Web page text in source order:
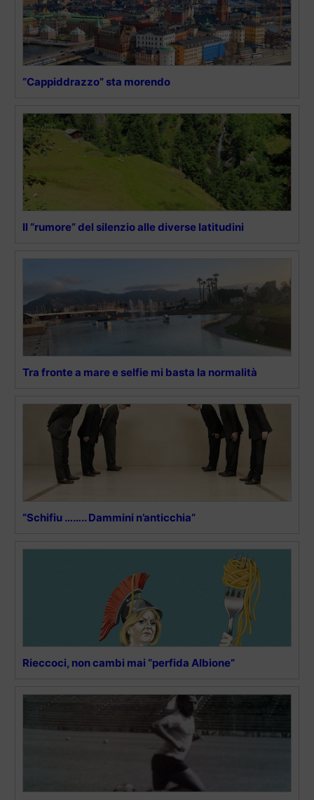
“Cappiddrazzo” sta morendo
Il “rumore” del silenzio alle diverse latitudini
Tra fronte a mare e selfie mi basta la normalità
“Schifiu …….. Dammini n’anticchia”
Rieccoci, non cambi mai “perfida Albione”